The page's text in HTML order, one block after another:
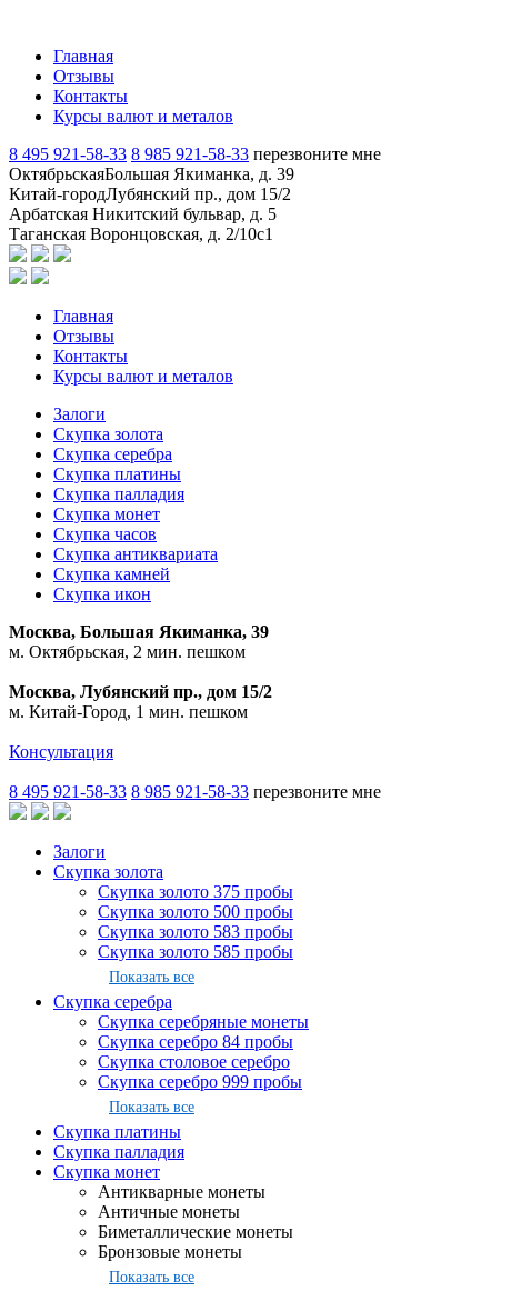
Главная
Отзывы
Контакты
Курсы валют и металов
8 495 921-58-33 8 985 921-58-33 перезвоните мне
ОктябрьскаяБольшая Якиманка, д. 39
Китай-городЛубянский пр., дом 15/2
Арбатская Никитский бульвар, д. 5
Таганская Воронцовская, д. 2/10с1
Главная
Отзывы
Контакты
Курсы валют и металов
Залоги
Скупка золота
Скупка серебра
Скупка платины
Скупка палладия
Скупка монет
Скупка часов
Скупка антиквариата
Скупка камней
Скупка икон
Москва, Большая Якиманка, 39
м. Октябрьская, 2 мин. пешком
Москва, Лубянский пр., дом 15/2
м. Китай-Город, 1 мин. пешком
Консультация
8 495 921-58-33 8 985 921-58-33 перезвоните мне
Залоги
Скупка золота
Скупка золото 375 пробы
Скупка золото 500 пробы
Скупка золото 583 пробы
Скупка золото 585 пробы
Показать все
Скупка серебра
Скупка серебряные монеты
Скупка серебро 84 пробы
Скупка столовое серебро
Скупка серебро 999 пробы
Показать все
Скупка платины
Скупка палладия
Скупка монет
Антикварные монеты
Античные монеты
Биметаллические монеты
Бронзовые монеты
Показать все